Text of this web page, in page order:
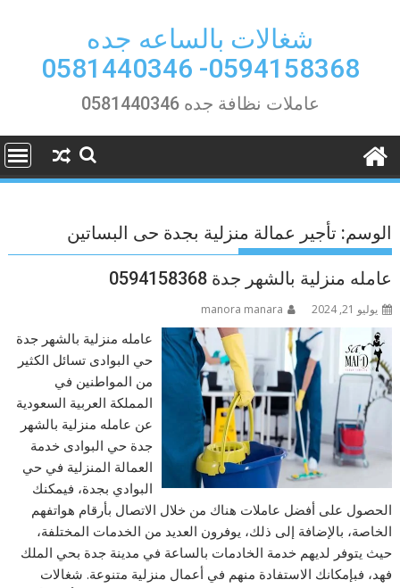
شغالات بالساعه جده
0594158368- 0581440346
عاملات نظافة جده 0581440346
الوسم: تأجير عمالة منزلية بجدة حى البساتين
عامله منزلية بالشهر جدة 0594158368
يوليو 21, 2024 manora manara
عامله منزلية بالشهر جدة
حي البوادى تسائل الكثير
من المواطنين في
المملكة العربية السعودية
عن عامله منزلية بالشهر
جدة حي البوادى خدمة
العمالة المنزلية في حي
البوادي بجدة، فيمكنك
الحصول على أفضل عاملات هناك من خلال الاتصال بأرقام هواتفهم
الخاصة، بالإضافة إلى ذلك، يوفرون العديد من الخدمات المختلفة،
حيث يتوفر لديهم خدمة الخادمات بالساعة في مدينة جدة بحي الملك
فهد، فبإمكانك الاستفادة منهم في أعمال منزلية متنوعة. شغالات